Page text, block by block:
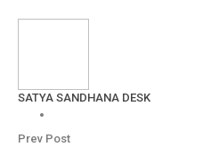
SATYA SANDHANA DESK
Prev Post